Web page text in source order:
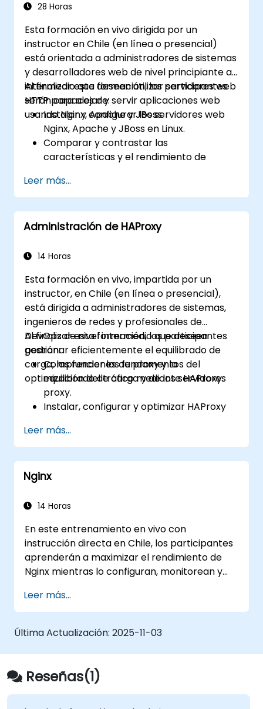
28 Horas
Esta formación en vivo dirigida por un
instructor en Chile (en línea o presencial)
está orientada a administradores de sistemas
y desarrolladores web de nivel principiante a
intermedio que deseen utilizar servidores web
HTTP para alojar y servir aplicaciones web
usando Nginx, Apache y JBoss.
Al finalizar esta formación, los participantes
serán capaces de:
Instalar y configurar los servidores web
Nginx, Apache y JBoss en Linux.
Comparar y contrastar las
características y el rendimiento de
Utilizar módulos y complementos del
servidor web para extender la
funcionalidad y la seguridad de los
servidores web.
servidor web para monitorear y
Aplicar las mejores prácticas y
recomendaciones del servidor web para
optimizar su rendimiento y seguridad.
Leer más...
Administración de HAProxy
14 Horas
Esta formación en vivo, impartida por un
instructor, en Chile (en línea o presencial),
está dirigida a administradores de sistemas,
ingenieros de redes y profesionales de
DevOps de nivel intermedio que deseen
gestionar eficientemente el equilibrado de
carga, las funciones de proxy y la
optimización del tráfico mediante HAProxy.
Al finalizar esta formación, los participantes
podrán:
Comprender los fundamentos del
equilibrado de carga y de los servidores
proxy.
Instalar, configurar y optimizar HAProxy
Utilizar funciones avanzadas como ACLs
(Listas de Control de Acceso),
manipulación de cabeceras HTTP y
registros para mejorar el control.
HAProxy para lograr el máximo
Leer más...
Nginx
14 Horas
En este entrenamiento en vivo con
instrucción directa en Chile, los participantes
aprenderán a maximizar el rendimiento de
Nginx mientras lo configuran, monitorean y
formas de tráfico HTTP/TCP. Los temas
incluyen cómo configurar los parámetros
más importantes de Nginx, del sistema
obtener el máximo valor.
Leer más...
Última Actualización: 2025-11-03
Reseñas(1)